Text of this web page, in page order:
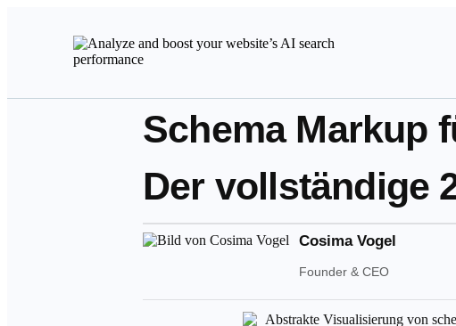
Schema Markup
Der vollständige
Cosima Vogel
Founder & CEO